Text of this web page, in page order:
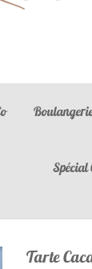
Spécial
Tarte